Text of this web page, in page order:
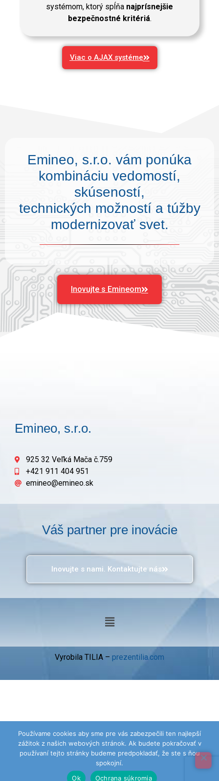
systémom, ktorý spĺňa najprísnejšie
bezpečnostné kritériá.
Viac o AJAX systéme
Emineo, s.r.o. vám ponúka
kombináciu vedomostí,
skúseností,
technických možností a túžby
modernizovať svet.
Inovujte s Emineom
Emineo, s.r.o.
925 32 Veľká Mača č.759
+421 911 404 951
emineo@emineo.sk
Váš partner pre inovácie
Inovujte s nami. Kontaktujte nás
Vyrobila TILIA – prezentilia.com
Používame cookies aby sme pre vás zabezpečili ten najlepší
zážitok z našich webových stránok. Ak budete pokračovať v
používaní tejto stránky budeme predpokladať, že ste s ňou
spokojní.
Ok
Ochrana súkromia